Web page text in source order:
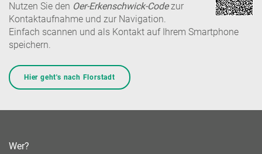
Nutzen Sie den Oer-Erkenschwick-Codezur
Kontaktaufnahme und zur Navigation.
Einfach scannen und als Kontakt auf Ihrem Smartphone
speichern.
Hier geht's nach Florstadt
Wer?